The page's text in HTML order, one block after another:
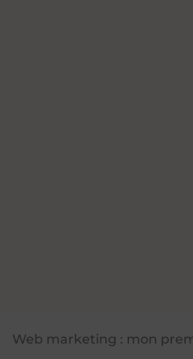
Web marketing : mon